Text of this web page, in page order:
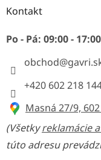
Kontakt
Po - Pá: 09:00 - 17:00
obchod@
+420 602 218
Masná 27/9,
(Všetkyreklamácie
túto adresu